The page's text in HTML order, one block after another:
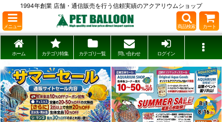
1994年創業 店舗・通信販売を行う信頼実績のアクアリウムショップ
メニュー 商品検索 カート
ホーム カテゴリ特集 カテゴリ一覧 問い合わせ ログイン